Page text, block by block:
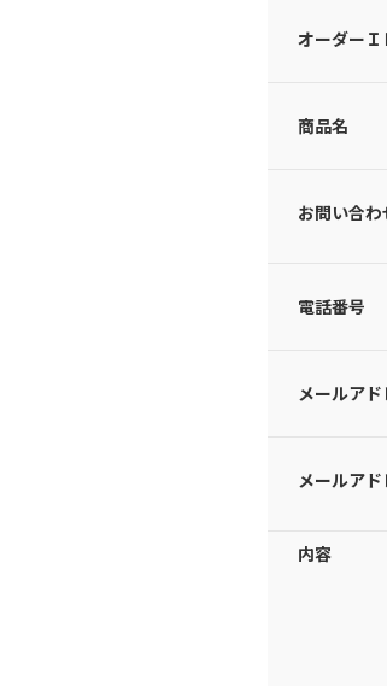
オーダーＩ
商品名
お問い合
電話番号
メールアド
メールアド
内容